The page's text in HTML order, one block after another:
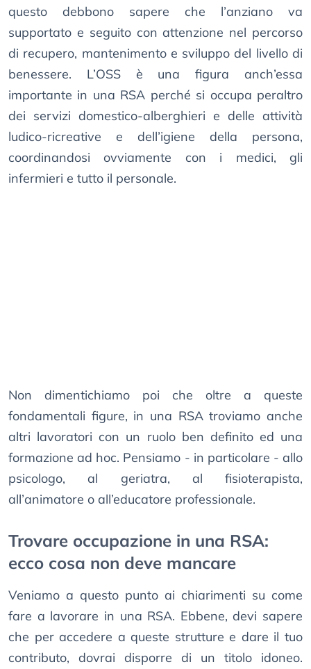
questo debbono sapere che l’anziano va
supportato e seguito con attenzione nel percorso
di recupero, mantenimento e sviluppo del livello di
benessere. L’OSS è una figura anch’essa
importante in una RSA perché si occupa peraltro
dei servizi domestico-alberghieri e delle attività
ludico-ricreative e dell’igiene della persona,
coordinandosi ovviamente con i medici, gli
infermieri e tutto il personale.
Non dimentichiamo poi che oltre a queste
fondamentali figure, in una RSA troviamo anche
altri lavoratori con un ruolo ben definito ed una
formazione ad hoc. Pensiamo - in particolare - allo
psicologo, al geriatra, al fisioterapista,
all’animatore o all’educatore professionale.
Trovare occupazione in una RSA:
ecco cosa non deve mancare
Veniamo a questo punto ai chiarimenti su come
fare a lavorare in una RSA. Ebbene, devi sapere
che per accedere a queste strutture e dare il tuo
contributo, dovrai disporre di un titolo idoneo.